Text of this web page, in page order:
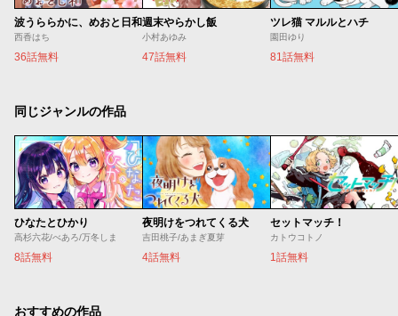
波うららかに、めおと日和
西香はち
36話無料
週末やらかし飯
小村あゆみ
47話無料
ツレ猫 マルルとハチ
園田ゆり
81話無料
同じジャンルの作品
ひなたとひかり
高杉六花/べあろ/万冬しま
8話無料
夜明けをつれてくる犬
吉田桃子/あまぎ夏芽
4話無料
セットマッチ！
カトウコトノ
1話無料
おすすめの作品